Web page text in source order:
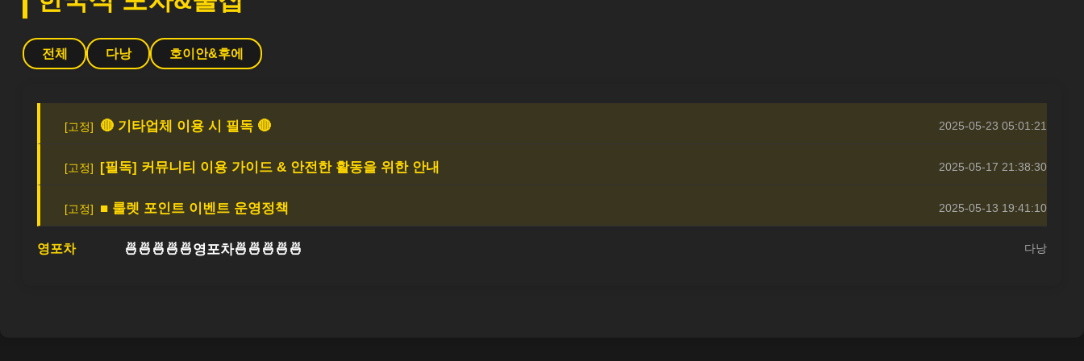
전체 다낭 호이안&후에
🔴 기타업체 이용 시 필독 🔴 2025-05-23 05:01:21
[필독] 커뮤니티 이용 가이드 & 안전한 활동을 위한 안내 2025-05-17 21:38:30
■ 룰렛 포인트 이벤트 운영정책 2025-05-13 19:41:10
영포차 🍜🍜🍜🍜🍜영포차🍜🍜🍜🍜🍜 다낭